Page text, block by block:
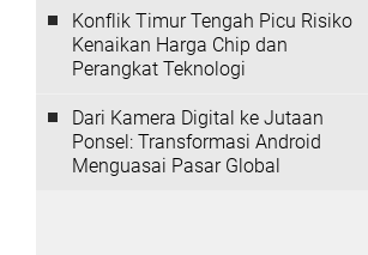
Konflik Timur Tengah Picu Risiko
Kenaikan Harga Chip dan
Perangkat Teknologi
Dari Kamera Digital ke Jutaan
Ponsel: Transformasi Android
Menguasai Pasar Global